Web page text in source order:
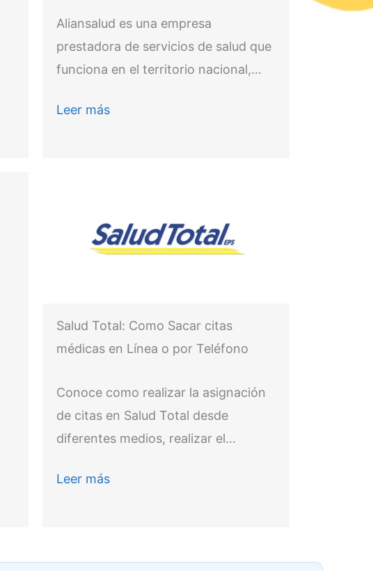
Aliansalud es una empresa
prestadora de servicios de salud que
funciona en el territorio nacional,…
Leer más
Salud Total: Como Sacar citas
médicas en Línea o por Teléfono
Conoce como realizar la asignación
de citas en Salud Total desde
diferentes medios, realizar el…
Leer más